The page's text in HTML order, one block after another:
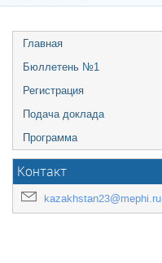
Главная
Бюллетень №1
Регистрация
Подача доклада
Программа
Контакт
kazakhstan23@mephi.ru